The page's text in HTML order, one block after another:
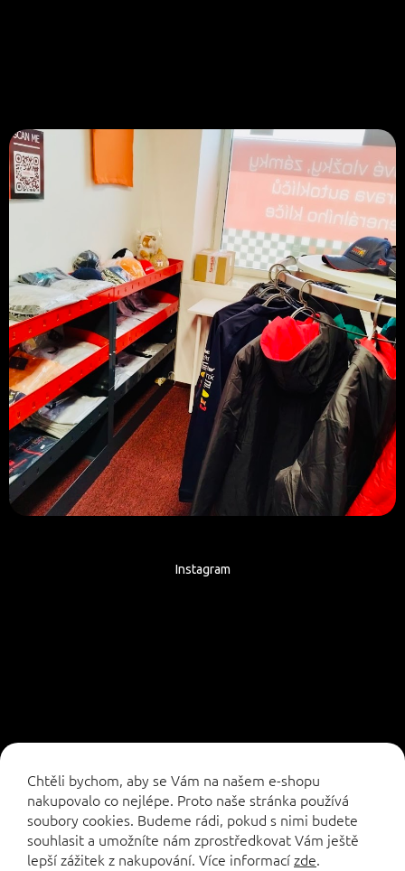
Chtěli bychom, aby se Vám na našem e-shopu
nakupovalo co nejlépe. Proto naše stránka používá
soubory cookies. Budeme rádi, pokud s nimi budete
souhlasit a umožníte nám zprostředkovat Vám ještě
lepší zážitek z nakupování. Více informacízde.
Instagram